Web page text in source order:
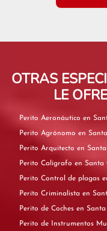
OTRAS
LE
Perito
Perito
Perito
Perito
Perito
Perito de